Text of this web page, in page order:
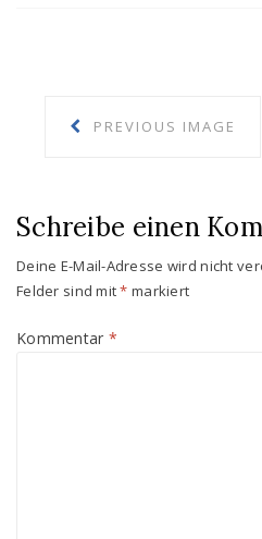
PREVIOUS IMAGE
Schreibe einen
Deine E-Mail-Adresse wird nicht
Felder sind mit* markiert
Kommentar *